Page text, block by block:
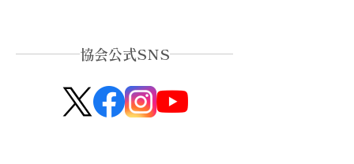
協会公式SNS